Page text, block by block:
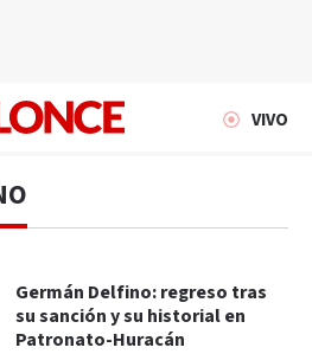
VIVO
Germán Delfino: regreso tras
su sanción y su historial en
Patronato-Huracán